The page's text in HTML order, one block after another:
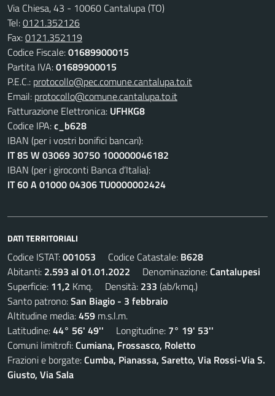
Via Chiesa, 43 - 10060 Cantalupa (TO)
Tel:0121.352126
Fax:0121.352119
Codice Fiscale:01689900015
Partita IVA:01689900015
P.E.C.: protocollo@pec.comune.cantalupa.to.it
Email: protocollo@comune.cantalupa.to.it
Fatturazione Elettronica: UFHKG8
Codice IPA:c_b628
IBAN (per i vostri bonifici bancari):
IT 85 W 03069 30750 100000046182
IBAN (per i giroconti Banca d’Italia):
IT 60 A 01000 04306 TU0000002424
DATI TERRITORIALI
Codice ISTAT:001053 Codice Catastale: B628
Abitanti: 2.593 al 01.01.2022 Denominazione:Cantalupesi
Superficie: 11,2 Kmq. Densità: 233 (ab/kmq.)
Santo patrono:San Biagio - 3 febbraio
Altitudine media:459 m.s.l.m.
Latitudine:44° 56' 49'' Longitudine: 7° 19' 53''
Comuni limitrofi:Cumiana, Frossasco, Roletto
Frazioni e borgate:Cumba, Pianassa, Saretto, Via Rossi-Via S.
Giusto, Via Sala